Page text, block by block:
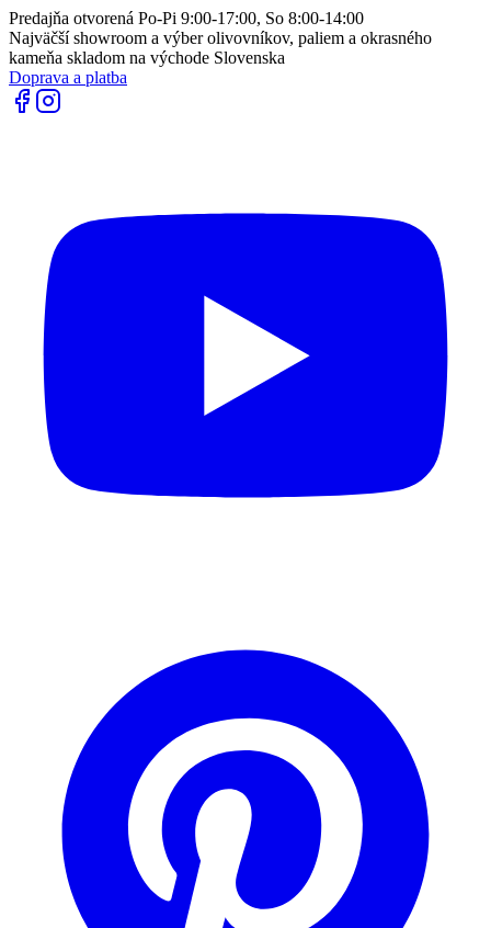
Predajňa otvorená Po-Pi 9:00-17:00, So 8:00-14:00
Najväčší showroom a výber olivovníkov, paliem a okrasného
kameňa skladom na východe Slovenska
Doprava a platba